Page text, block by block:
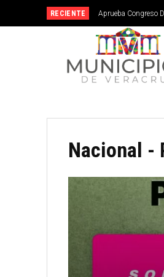
RECIENTE Aprueba Congreso
Nacional -